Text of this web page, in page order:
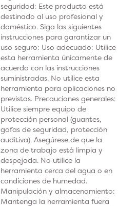
seguridad: Este producto está
destinado al uso profesional y
doméstico. Siga las siguientes
instrucciones para garantizar un
uso seguro: Uso adecuado: Utilice
esta herramienta únicamente de
acuerdo con las instrucciones
suministradas. No utilice esta
herramienta para aplicaciones no
previstas. Precauciones generales:
Utilice siempre equipo de
protección personal (guantes,
gafas de seguridad, protección
auditiva). Asegúrese de que la
zona de trabajo está limpia y
despejada. No utilice la
herramienta cerca del agua o en
condiciones de humedad.
Manipulación y almacenamiento:
Mantenga la herramienta fuera